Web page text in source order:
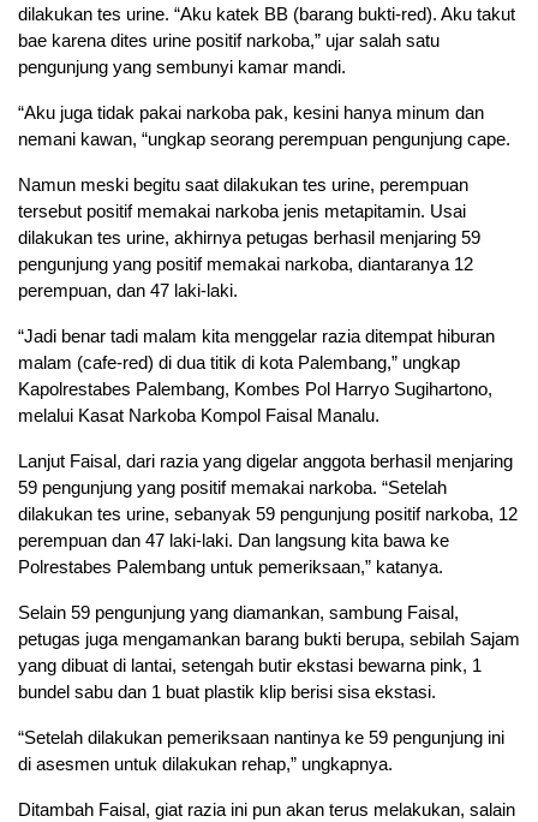
dilakukan tes urine. “Aku katek BB (barang bukti-red). Aku takut
bae karena dites urine positif narkoba,” ujar salah satu
pengunjung yang sembunyi kamar mandi.
“Aku juga tidak pakai narkoba pak, kesini hanya minum dan
nemani kawan, “ungkap seorang perempuan pengunjung cape.
Namun meski begitu saat dilakukan tes urine, perempuan
tersebut positif memakai narkoba jenis metapitamin. Usai
dilakukan tes urine, akhirnya petugas berhasil menjaring 59
pengunjung yang positif memakai narkoba, diantaranya 12
perempuan, dan 47 laki-laki.
“Jadi benar tadi malam kita menggelar razia ditempat hiburan
malam (cafe-red) di dua titik di kota Palembang,” ungkap
Kapolrestabes Palembang, Kombes Pol Harryo Sugihartono,
melalui Kasat Narkoba Kompol Faisal Manalu.
Lanjut Faisal, dari razia yang digelar anggota berhasil menjaring
59 pengunjung yang positif memakai narkoba. “Setelah
dilakukan tes urine, sebanyak 59 pengunjung positif narkoba, 12
perempuan dan 47 laki-laki. Dan langsung kita bawa ke
Polrestabes Palembang untuk pemeriksaan,” katanya.
Selain 59 pengunjung yang diamankan, sambung Faisal,
petugas juga mengamankan barang bukti berupa, sebilah Sajam
yang dibuat di lantai, setengah butir ekstasi bewarna pink, 1
bundel sabu dan 1 buat plastik klip berisi sisa ekstasi.
“Setelah dilakukan pemeriksaan nantinya ke 59 pengunjung ini
di asesmen untuk dilakukan rehap,” ungkapnya.
Ditambah Faisal, giat razia ini pun akan terus melakukan, salain